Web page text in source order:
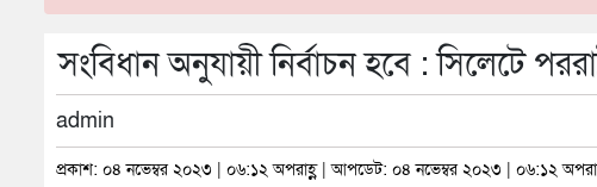
সংবিধান অনুযায়ী নির্বাচন হবে : সিলেটে
admin
প্রকাশ: ০৪ নভেম্বর ২০২৩ | ০৬:১২ অপরাহ্ণ | আপডেট: ০৪ নভেম্বর ২০২৩ | ০৬:১২